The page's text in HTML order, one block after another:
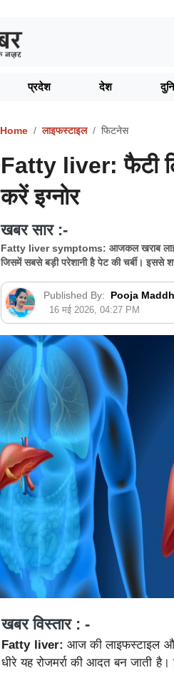
प्रदेश देश
Home लाइफस्टाइल फिटनेस
Fatty liver: फैटी
करें इग्नोर
खबर सार :-
Fatty liver symptoms: आजकल खराब
जिसमें सबसे बड़ी परेशानी है पेट की चर्बी। इससे
Published By: Pooja
16 मई 2026, 04:27 PM
खबर विस्तार : -
Fatty liver: आज की लाइफस्टाइल
धीरे यह रोजमर्रा की आदत बन जाती